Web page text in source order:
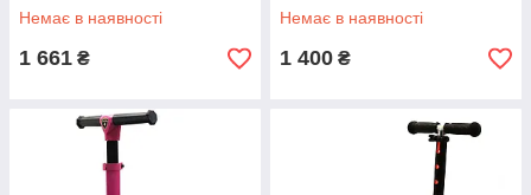
Немає в наявності
1 661 ₴
Немає в наявності
1 400 ₴